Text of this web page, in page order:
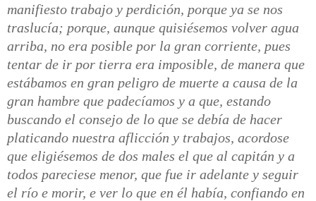
manifiesto trabajo y perdición, porque ya se nos
traslucía; porque, aunque quisiésemos volver agua
arriba, no era posible por la gran corriente, pues
tentar de ir por tierra era imposible, de manera que
estábamos en gran peligro de muerte a causa de la
gran hambre que padecíamos y a que, estando
buscando el consejo de lo que se debía de hacer
platicando nuestra aflicción y trabajos, acordose
que eligiésemos de dos males el que al capitán y a
todos pareciese menor, que fue ir adelante y seguir
el río e morir, e ver lo que en él había, confiando en